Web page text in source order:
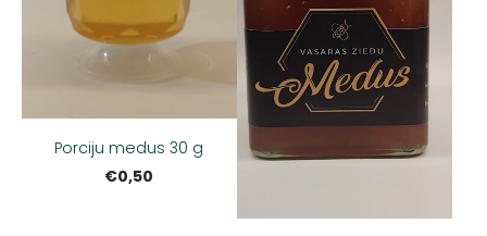
Porciju medus 30 g
€0,50